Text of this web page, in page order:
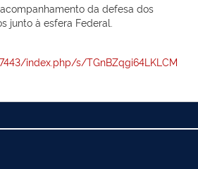
da defesa dos
junto à esfera Federal.
index.php/s/TGnBZqgi64LKLCM